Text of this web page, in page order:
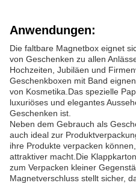
Anwendungen:
Die faltbare Magnetbox eignet
von Geschenken zu allen
Hochzeiten, Jubiläen und
Geschenkboxen mit Band
von Kosmetika.Das spezielle
luxuriöses und elegantes
Geschenken ist.
Neben dem Gebrauch als
auch ideal zur
ihre Produkte verpacken
attraktiver macht.Die
zum Verpacken kleiner
Magnetverschluss stellt sicher,